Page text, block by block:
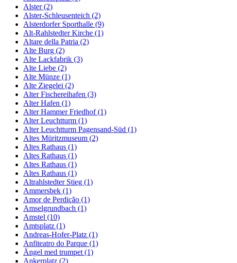
Alster (2)
Alster-Schleusenteich (2)
Alsterdorfer Sporthalle (9)
Alt-Rahlstedter Kirche (1)
Altare della Patria (2)
Alte Burg (2)
Alte Lackfabrik (3)
Alte Liebe (2)
Alte Münze (1)
Alte Ziegelei (2)
Alter Fischereihafen (3)
Alter Hafen (1)
Alter Hammer Friedhof (1)
Alter Leuchtturm (1)
Alter Leuchtturm Pagensand-Süd (1)
Altes Müritzmuseum (2)
Altes Rathaus (1)
Altes Rathaus (1)
Altes Rathaus (1)
Altes Rathaus (1)
Altrahlstedter Stieg (1)
Ammersbek (1)
Amor de Perdição (1)
Amselgrundbach (1)
Amstel (10)
Amtsplatz (1)
Andreas-Hofer-Platz (1)
Anfiteatro do Parque (1)
Ängel med trumpet (1)
Ankerplatz (2)